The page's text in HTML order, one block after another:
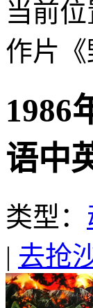
当前位
作片
1986
语中
类型：
| 去抢